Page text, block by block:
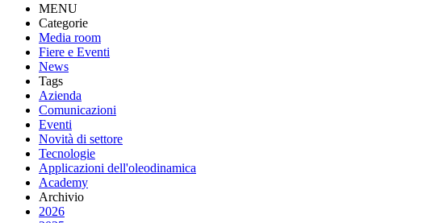
MENU
Categorie
Media room
Fiere e Eventi
News
Tags
Azienda
Comunicazioni
Eventi
Novità di settore
Tecnologie
Applicazioni dell'oleodinamica
Academy
Archivio
2026